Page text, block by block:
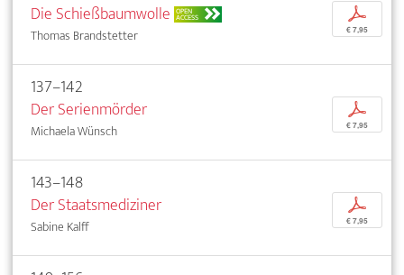
Die Schießbaumwolle OPEN
ACCESS
Thomas Brandstetter
p
€ 7,95
137–142
Der Serienmörder
Michaela Wünsch
p
€ 7,95
143–148
Der Staatsmediziner
Sabine Kalff
p
€ 7,95